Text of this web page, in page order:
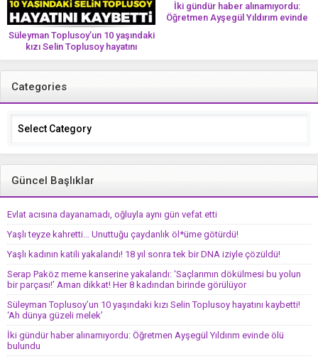
Süleyman Toplusoy’un 10 yaşındaki
kızı Selin Toplusoy hayatını
kaybetti! ‘Ah dünya güzeli melek’
İki gündür haber alınamıyordu:
Öğretmen Ayşegül Yıldırım evinde
Categories
Categories
Güncel Başlıklar
Evlat acısına dayanamadı, oğluyla aynı gün vefat etti
Yaşlı teyze kahretti… Unuttuğu çaydanlık öl*üme götürdü!
Yaşlı kadının katili yakalandı! 18 yıl sonra tek bir DNA iziyle çözüldü!
Serap Paköz meme kanserine yakalandı: ‘Saçlarımın dökülmesi bu yolun
bir parçası!’ Aman dikkat! Her 8 kadından birinde görülüyor
Süleyman Toplusoy’un 10 yaşındaki kızı Selin Toplusoy hayatını kaybetti!
‘Ah dünya güzeli melek’
İki gündür haber alınamıyordu: Öğretmen Ayşegül Yıldırım evinde ölü
bulundu